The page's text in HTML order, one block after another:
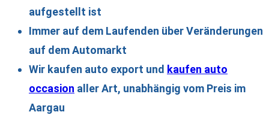
aufgestellt ist
Immer auf dem Laufenden über Veränderungen
auf dem Automarkt
Wir kaufen auto export und kaufen auto
occasion aller Art, unabhängig vom Preis im
Aargau